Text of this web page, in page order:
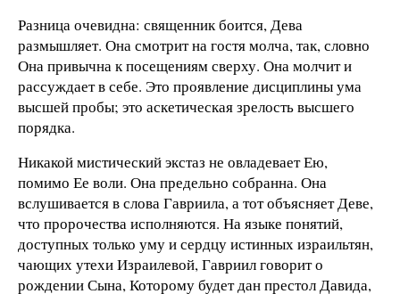
Разница очевидна: священник боится, Дева
размышляет. Она смотрит на гостя молча, так, словно
Она привычна к посещениям сверху. Она молчит и
рассуждает в себе. Это проявление дисциплины ума
высшей пробы; это аскетическая зрелость высшего
порядка.
Никакой мистический экстаз не овладевает Ею,
помимо Ее воли. Она предельно собранна. Она
вслушивается в слова Гавриила, а тот объясняет Деве,
что пророчества исполняются. На языке понятий,
доступных только уму и сердцу истинных израильтян,
чающих утехи Израилевой, Гавриил говорит о
рождении Сына, Которому будет дан престол Давида,